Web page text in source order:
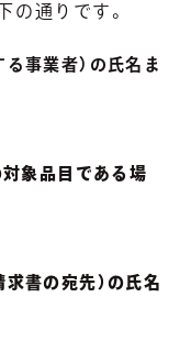
の通りです。
事業者）の氏名ま
対象品目である場
書の宛先）の氏名